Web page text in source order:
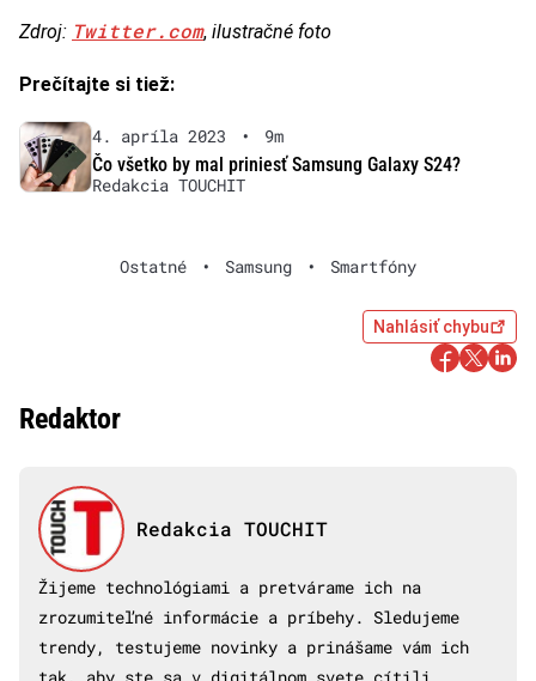
Zdroj: Twitter.com, ilustračné foto
Prečítajte si tiež:
4. apríla 2023 •
9m
Čo všetko by mal priniesť Samsung Galaxy S24?
Redakcia TOUCHIT
Ostatné • Samsung • Smartfóny
Nahlásiť chybu
Redaktor
Redakcia TOUCHIT
Žijeme technológiami a pretvárame ich na
zrozumiteľné informácie a príbehy. Sledujeme
trendy, testujeme novinky a prinášame vám ich
tak, aby ste sa v digitálnom svete cítili